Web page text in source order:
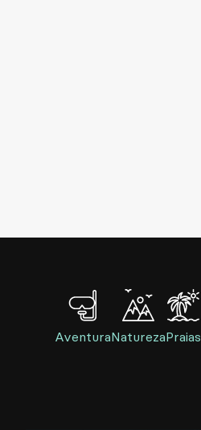
AventuraNaturezaPraias